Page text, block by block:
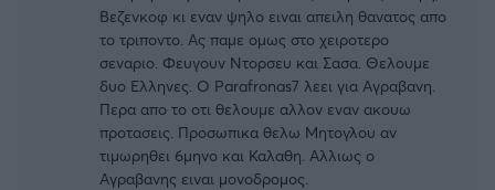
Βεζενκοφ κι εναν ψηλο ειναι απειλη θανατος απο
το τριποντο. Ας παμε ομως στο χειροτερο
σεναριο. Φευγουν Ντορσευ και Σασα. Θελουμε
δυο Ελληνες. Ο Parafronas7 λεει για Αγραβανη.
Περα απο το οτι θελουμε αλλον εναν ακουω
προτασεις. Προσωπικα θελω Μητογλου αν
τιμωρηθει 6μηνο και Καλαθη. Αλλιως ο
Αγραβανης ειναι μονοδρομος.